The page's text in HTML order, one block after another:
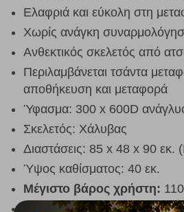
Ελαφριά και εύκολη στη
Χωρίς ανάγκη
Ανθεκτικός σκελετός από
Περιλαμβάνεται τσάντα
αποθήκευση και μεταφορά
Ύφασμα: 300 x 600D
Σκελετός: Χάλυβας
Διαστάσεις: 85 x 48 x 90
Ύψος καθίσματος: 40 εκ.
Μέγιστο βάρος χρήστη:
Χρώμα: Olivine